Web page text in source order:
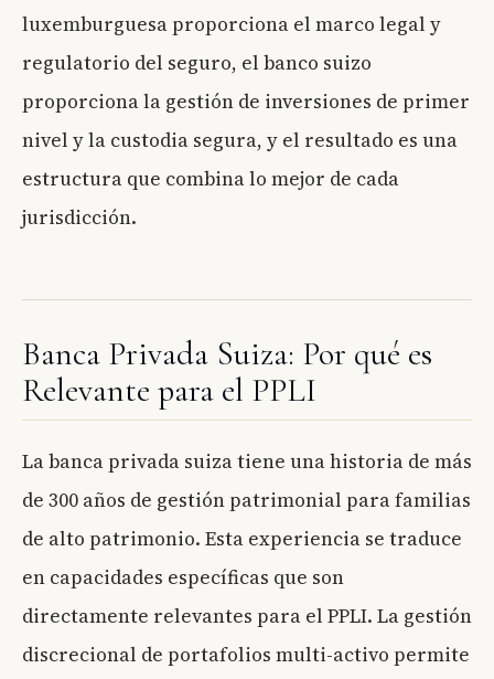
luxemburguesa proporciona el marco legal y
regulatorio del seguro, el banco suizo
proporciona la gestión de inversiones de primer
nivel y la custodia segura, y el resultado es una
estructura que combina lo mejor de cada
jurisdicción.
Banca Privada Suiza: Por qué es
Relevante para el PPLI
La banca privada suiza tiene una historia de más
de 300 años de gestión patrimonial para familias
de alto patrimonio. Esta experiencia se traduce
en capacidades específicas que son
directamente relevantes para el PPLI. La gestión
discrecional de portafolios multi-activo permite